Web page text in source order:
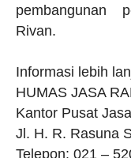
pembangunan
Rivan.
Informasi lebih
HUMAS JASA
Kantor Pusat
Jl. H. R. Rasuna
Telepon: 021 –